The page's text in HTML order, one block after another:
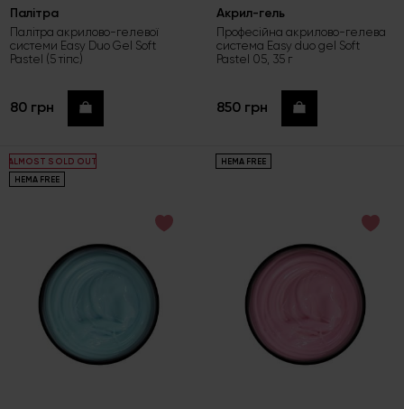
Палітра
Палітра акрилово-гелевої
системи Easy Duo Gel Soft
Pastel (5 тіпс)
80 грн Купити
Акрил-гель
Професійна акрилово-гелева
система Easy duo gel Soft
Pastel 05, 35 г
850 грн Купити
ALMOST SOLD OUT
HEMA FREE
HEMA FREE